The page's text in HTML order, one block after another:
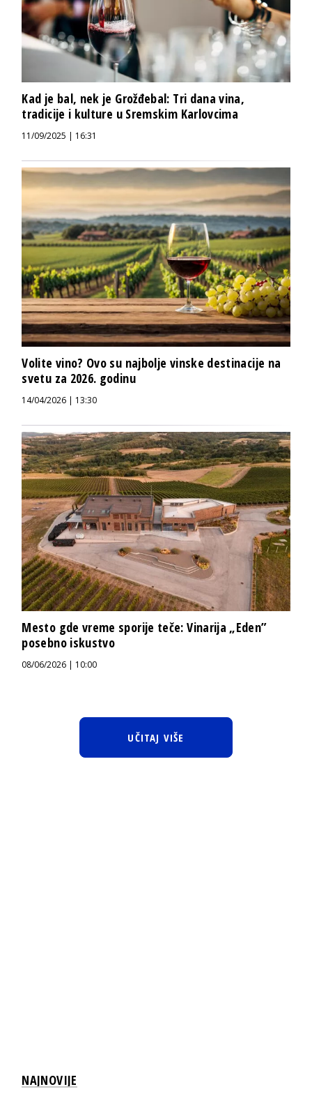
Kad je bal, nek je Grožđebal: Tri dana vina,
tradicije i kulture u Sremskim Karlovcima
11/09/2025 | 16:31
Volite vino? Ovo su najbolje vinske destinacije na
svetu za 2026. godinu
14/04/2026 | 13:30
Mesto gde vreme sporije teče: Vinarija „Eden”
posebno iskustvo
08/06/2026 | 10:00
UČITAJ VIŠE
NAJNOVIJE